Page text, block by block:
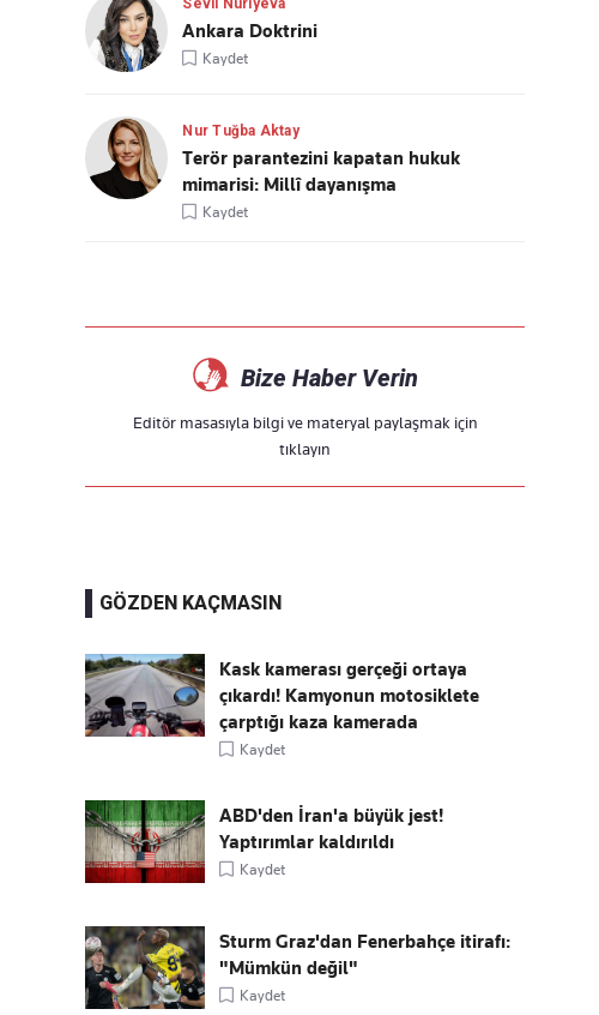
Sevil Nuriyeva
Ankara Doktrini
Kaydet
Nur Tuğba Aktay
Terör parantezini kapatan hukuk
mimarisi: Millî dayanışma
Kaydet
Bize Haber Verin
Editör masasıyla bilgi ve materyal paylaşmak için
tıklayın
GÖZDEN KAÇMASIN
Kask kamerası gerçeği ortaya
çıkardı! Kamyonun motosiklete
çarptığı kaza kamerada
Kaydet
ABD'den İran'a büyük jest!
Yaptırımlar kaldırıldı
Kaydet
Sturm Graz'dan Fenerbahçe itirafı:
"Mümkün değil"
Kaydet